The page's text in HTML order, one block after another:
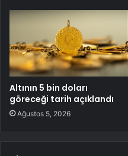
Altının 5 bin doları
göreceği tarih açıklandı
Ağustos 5, 2026